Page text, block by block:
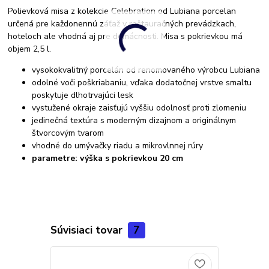
Polievková misa z kolekcie Celebration od Lubiana porcelan
určená pre každonennú záťaž v reštauračných prevádzkach,
hoteloch ale vhodná aj pre domácnosti. Misa s pokrievkou má
objem 2,5 l.
vysokokvalitný porcelán od renomovaného výrobcu Lubiana
odolné voči poškriabaniu, vďaka dodatočnej vrstve smaltu
poskytuje dlhotrvajúci lesk
vystužené okraje zaisťujú vyššiu odolnosť proti zlomeniu
jedinečná textúra s moderným dizajnom a originálnym
štvorcovým tvarom
vhodné do umývačky riadu a mikrovlnnej rúry
parametre: výška s pokrievkou 20 cm
Súvisiaci tovar 7